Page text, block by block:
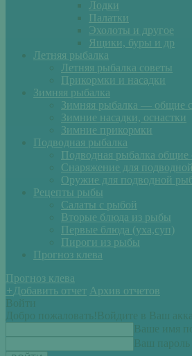
Лодки
Палатки
Эхолоты и другое
Ящики, буры и др
Летняя рыбалка
Летняя рыбалка советы
Прикормки и насадки
Зимняя рыбалка
Зимняя рыбалка — общие
Зимние насадки, оснастки
Зимние прикормки
Подводная рыбалка
Подводная рыбалка общие
Снаряжение для
Оружие для подводной
Рецепты рыбы
Салаты с рыбой
Вторые блюда из рыбы
Первые блюда (уха,суп)
Пироги из рыбы
Прогноз клева
Прогноз клева
+ Добавить отчет Архив отчетов
Войти
Добро пожаловать! Войдите в Ваш
Ваше имя
Ваш пароль